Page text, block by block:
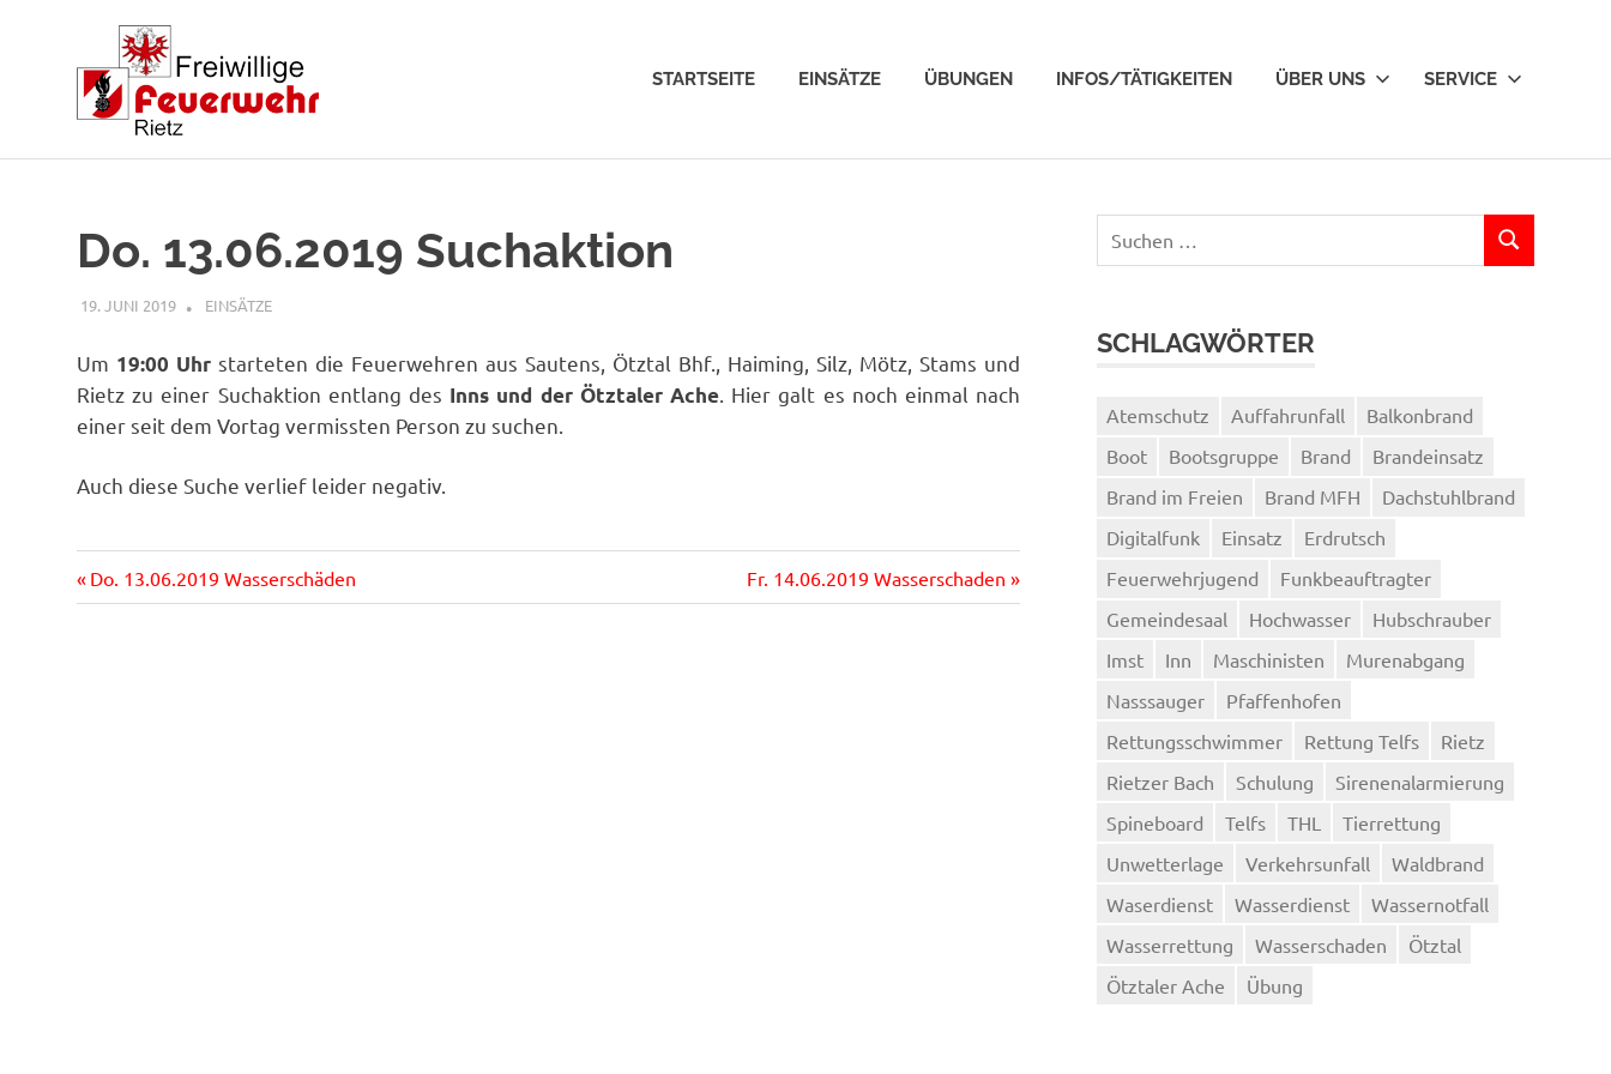
STARTSEITE EINSÄTZE ÜBUNGEN INFOS/TÄTIGKEITEN ÜBER UNS SERVICE
Do. 13.06.2019 Suchaktion
19. JUNI 2019 RAINER SCHUCHTER
EINSÄTZE
Um 19:00 Uhr starteten die Feuerwehren aus Sautens, Ötztal Bhf., Haiming, Silz, Mötz, Stams und
Rietz zu einer Suchaktion entlang des Inns und der Ötztaler Ache . Hier galt es noch einmal nach
einer seit dem Vortag vermissten Person zu suchen.
Auch diese Suche verlief leider negativ.
Beitragsnavigation
Vorheriger
Beitrag:
Do. 13.06.2019 Wasserschäden
Nächster
Beitrag:
Fr. 14.06.2019 Wasserschaden
nach:
SUCHEN
SCHLAGWÖRTER
Atemschutz Auffahrunfall
Balkonbrand
Boot
Bootsgruppe Brand
Brandeinsatz
Brand im Freien
Brand MFH
Dachstuhlbrand
Digitalfunk
Einsatz
Erdrutsch
Feuerwehrjugend
Funkbeauftragter
Gemeindesaal
Hochwasser
Hubschrauber
Imst
Inn Maschinisten
Murenabgang
Nasssauger
Pfaffenhofen
Rettungsschwimmer
Rettung Telfs
Rietz
Rietzer Bach
Schulung
Sirenenalarmierung
Spineboard
Telfs THL
Tierrettung
Unwetterlage
Verkehrsunfall
Waldbrand
Waserdienst
Wasserdienst
Wassernotfall
Wasserrettung
Wasserschaden
Ötztal
Ötztaler Ache
Übung